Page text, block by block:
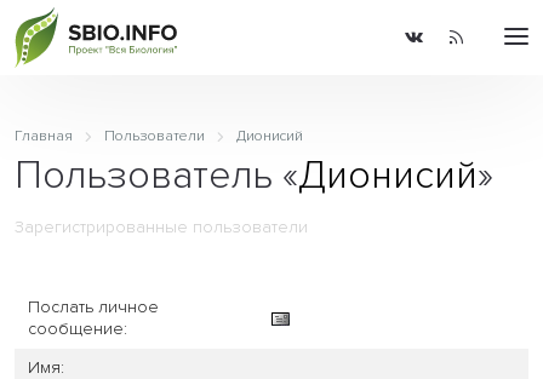
Главная Пользователи Дионисий
Пользователь «Дионисий»
Зарегистрированные пользователи
Послать личное
сообщение:
Имя: